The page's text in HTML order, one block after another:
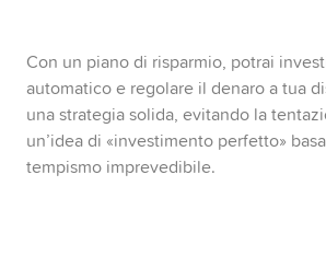
Con un piano di risparmio, potrai
automatico e regolare il denaro a tua
una strategia solida, evitando la
un’idea di «investimento perfetto»
tempismo imprevedibile.